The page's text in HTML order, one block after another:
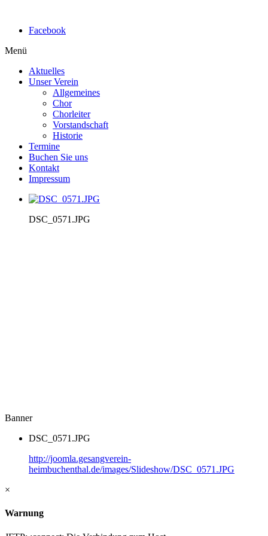
Facebook
Menü
Aktuelles
Unser Verein
Allgemeines
Chor
Chorleiter
Vorstandschaft
Historie
Termine
Buchen Sie uns
Kontakt
Impressum
DSC_0571.JPG
Banner
DSC_0571.JPG
http://joomla.gesangverein-
heimbuchenthal.de/images/Slideshow/DSC_0571.JPG
×
Warnung